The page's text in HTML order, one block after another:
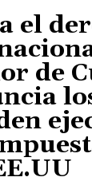
el
de